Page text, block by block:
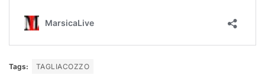
Tags: TAGLIACOZZO